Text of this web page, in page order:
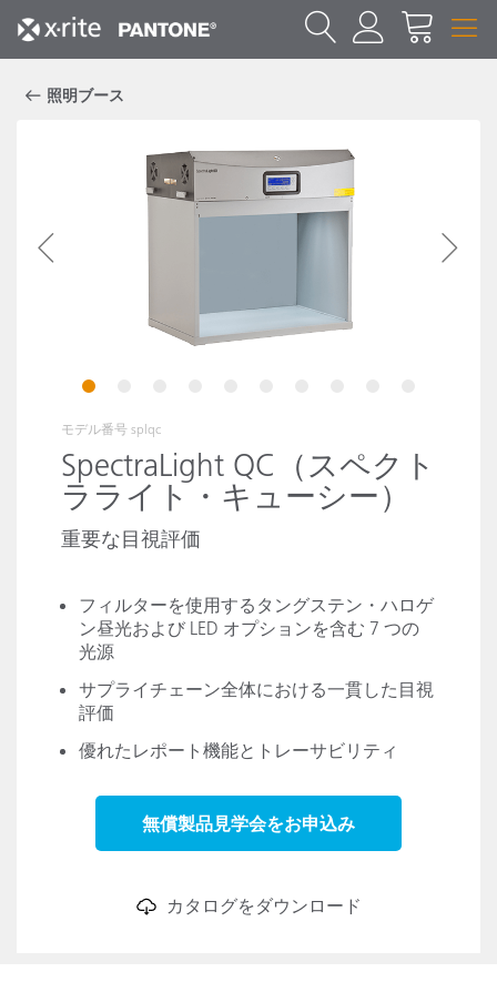
照明ブース
1
モデル番号 splqc
SpectraLight QC（スペクト
ラライト・キューシー）
重要な目視評価
フィルターを使用するタングステン・ハロゲ
ン昼光および LED オプションを含む 7 つの
光源
サプライチェーン全体における一貫した目視
評価
優れたレポート機能とトレーサビリティ
無償製品見学会をお申込み
カタログをダウンロード